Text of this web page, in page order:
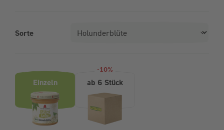
Sorte
Einzeln
-10%
ab 6 Stück